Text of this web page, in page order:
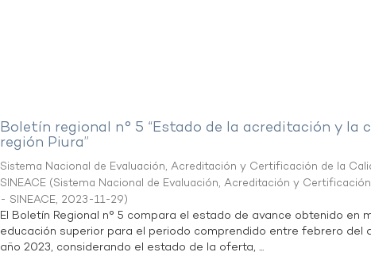
Boletín regional n° 5 “Estado de la acreditación y la
región Piura”
Sistema Nacional de Evaluación, Acreditación y Certificación de la
SINEACE (Sistema Nacional de Evaluación, Acreditación y
- SINEACE, 2023-11-29)
El Boletín Regional n° 5 compara el estado de avance obtenido en
educación superior para el periodo comprendido entre febrero del
año 2023, considerando el estado de la oferta, ...